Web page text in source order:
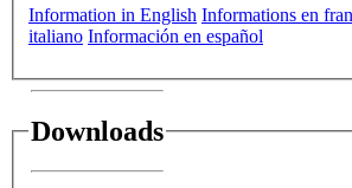
Information in English Informations en
italiano Información en español
Downloads